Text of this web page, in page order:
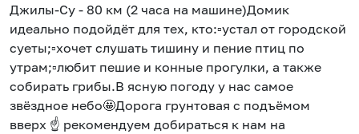
Джилы-Су - 80 км (2 часа на машине)Домик
идеально подойдёт для тех, кто:▫️устал от городской
суеты;▫️хочет слушать тишину и пение птиц по
утрам;▫️любит пешие и конные прогулки, а также
собирать грибы.В ясную погоду у нас самое
звёздное небо🤩Дорога грунтовая с подъёмом
вверх ☝️ рекомендуем добираться к нам на